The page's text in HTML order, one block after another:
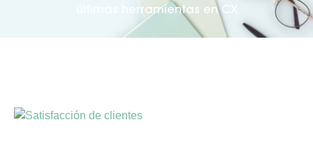
últimas herramientas en CX